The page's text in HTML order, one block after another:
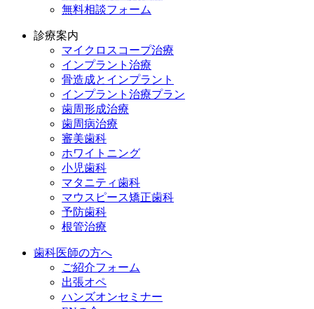
無料相談フォーム
診療案内
マイクロスコープ治療
インプラント治療
骨造成とインプラント
インプラント治療プラン
歯周形成治療
歯周病治療
審美歯科
ホワイトニング
小児歯科
マタニティ歯科
マウスピース矯正歯科
予防⻭科
根管治療
歯科医師の方へ
ご紹介フォーム
出張オペ
ハンズオンセミナー